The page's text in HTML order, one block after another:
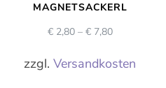
MAGNETSACKERL
€2,80– €7,80
zzgl.Versandkosten